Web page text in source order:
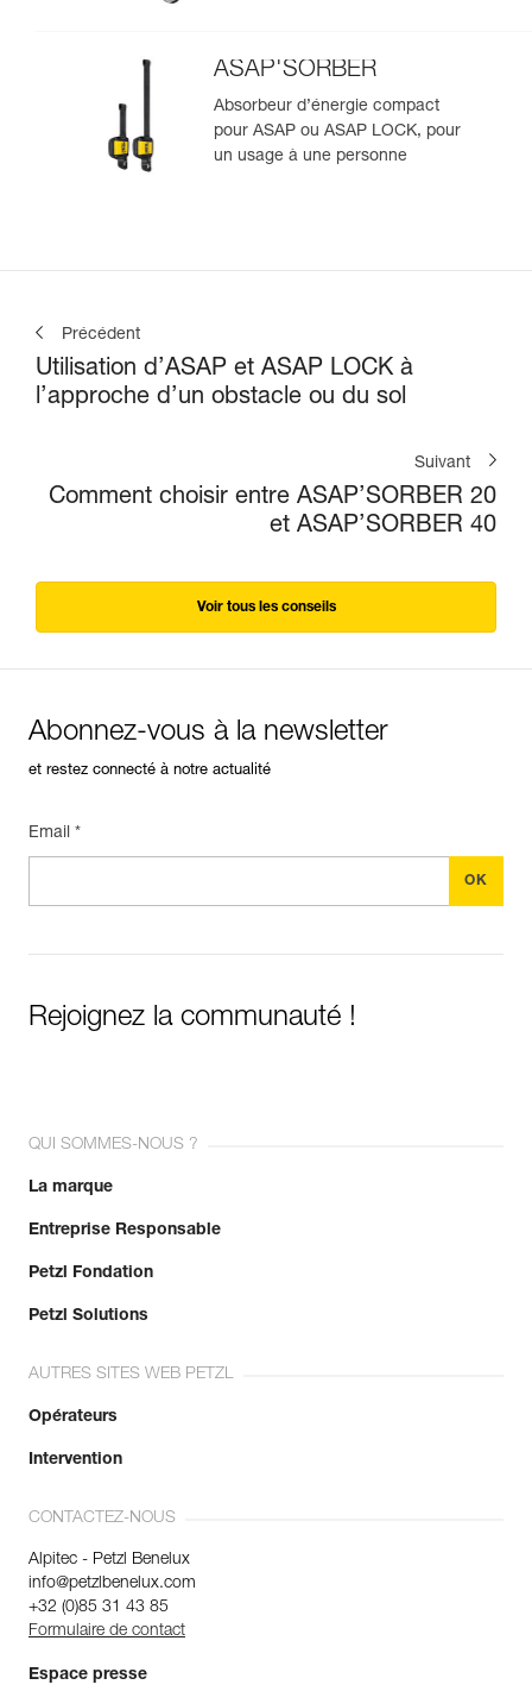
ASAP'SORBER
Absorbeur d’énergie compact
pour ASAP ou ASAP LOCK, pour
un usage à une personne
Précédent
Utilisation d’ASAP et ASAP LOCK à
l’approche d’un obstacle ou du sol
Suivant
Comment choisir entre ASAP’SORBER 20
et ASAP’SORBER 40
Voir tous les conseils
Abonnez-vous à la newsletter
et restez connecté à notre actualité
Email *
Rejoignez la communauté !
QUI SOMMES-NOUS ?
La marque
Entreprise Responsable
Petzl Fondation
Petzl Solutions
AUTRES SITES WEB PETZL
Opérateurs
Intervention
CONTACTEZ-NOUS
Alpitec - Petzl Benelux
info@petzlbenelux.com
+32 (0)85 31 43 85
Formulaire de contact
Espace presse